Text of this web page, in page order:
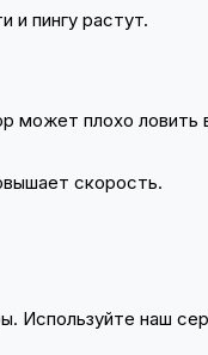
и пингу растут.
может плохо ловить
скорость.
Используйте наш